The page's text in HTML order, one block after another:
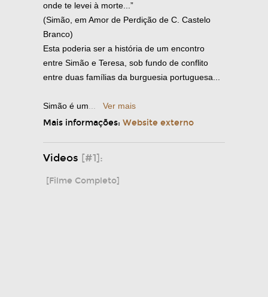
onde te levei à morte...”
(Simão, em Amor de Perdição de C. Castelo
Branco)
Esta poderia ser a história de um encontro
entre Simão e Teresa, sob fundo de conflito
entre duas famílias da burguesia portuguesa...
Simão é um Ver mais
Mais informações: Website externo
Videos [#1]:
[Filme Completo]